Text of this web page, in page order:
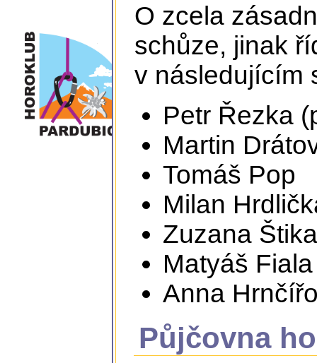
O zcela
schůze, jinak
v následujícím
Petr Řezka
Martin
Tomáš Pop
Milan
Zuzana Štika
Matyáš Fiala
Anna
Půjčovna